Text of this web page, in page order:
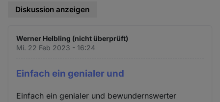
Diskussion anzeigen
Werner Helbling (nicht überprüft)
Mi. 22 Feb 2023 - 16:24
Einfach ein genialer und
Einfach ein genialer und bewundernswerter